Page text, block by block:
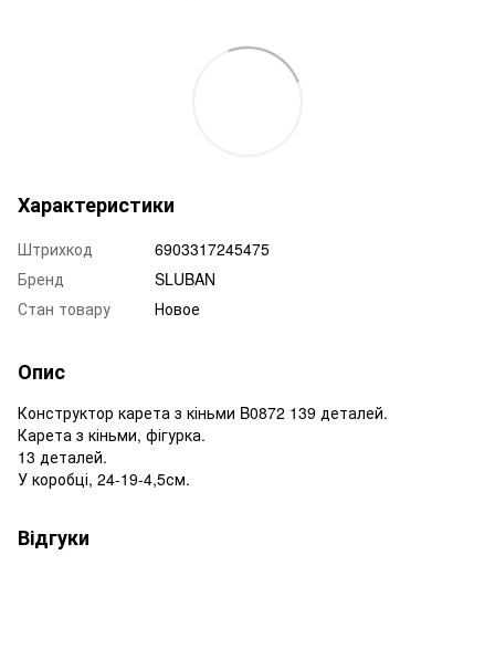
Характеристики
Штрихкод
6903317245475
Бренд
SLUBAN
Стан товару
Новое
Опис
Конструктор карета з кіньми B0872 139 деталей.
Карета з кіньми, фігурка.
13 деталей.
У коробці, 24-19-4,5см.
Відгуки